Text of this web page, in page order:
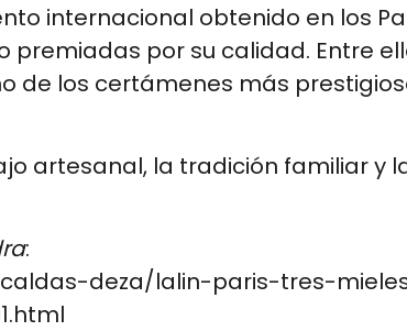
internacional obtenido en los
por su calidad. Entre
de los certámenes más
artesanal, la tradición familiar y
:
deza/lalin-paris-tres-